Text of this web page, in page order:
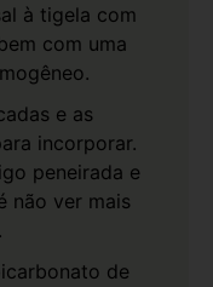
à tigela com
com uma
e as
incorporar.
peneirada e
não ver mais
de